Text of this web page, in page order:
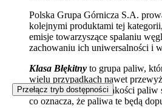
Przełącz tryb dostępności
Polska Grupa Górnicza S.A.
kolejnymi produktami tej
emisje towarzyszące spalaniu
zachowaniu ich uniwersalności i
Klasa Błękitny to grupa paliw,
wielu przypadkach nawet
Rozporządzeniem o jakości paliw
co oznacza, że paliwa te będą